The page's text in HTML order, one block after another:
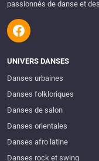
passionnés de danse et
UNIVERS DANSES
Danses urbaines
Danses folkloriques
Danses de salon
Danses orientales
Danses afro latine
Danses rock et swing